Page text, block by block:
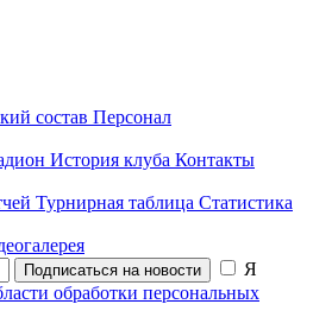
состав Персонал
История клуба Контакты
Турнирная таблица Статистика
Подписаться на новости
Я
обработки персональных